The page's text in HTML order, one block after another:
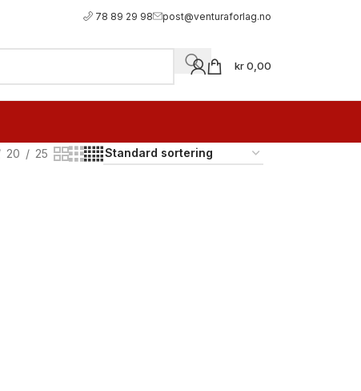
78 89 29 98 post@venturaforlag.no
kr0,00
20 25